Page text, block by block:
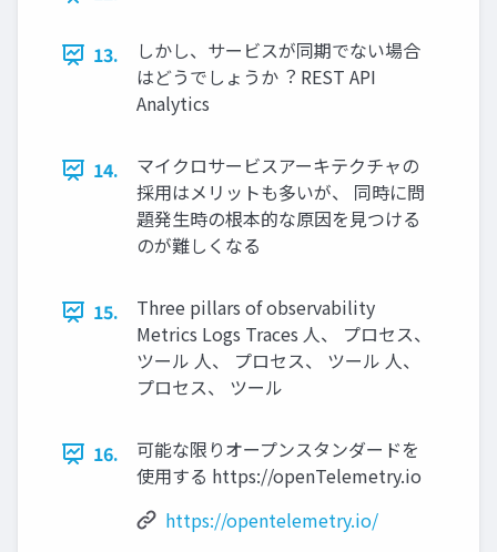
13.
しかし、サービスが同期でない場合
はどうでしょうか︖ REST API
Analytics
14.
マイクロサービスアーキテクチャの
採⽤はメリットも多いが、 同時に問
題発⽣時の根本的な原因を⾒つける
のが難しくなる
15.
Three pillars of observability
Metrics Logs Traces ⼈、 プロセス、
ツール ⼈、 プロセス、 ツール ⼈、
プロセス、 ツール
16.
可能な限りオープンスタンダードを
使⽤する https://openTelemetry.io
https://opentelemetry.io/